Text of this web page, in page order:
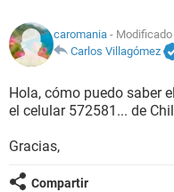
caromania -
Carlos Villagómez
Hola, cómo puedo saber
el celular 572581... de
Gracias,
Compartir